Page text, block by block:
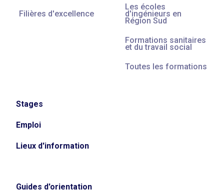
Filières d'excellence
Les écoles
d'ingénieurs en
Région Sud
Formations sanitaires
et du travail social
Toutes les formations
Stages
Emploi
Lieux d'information
Guides d'orientation